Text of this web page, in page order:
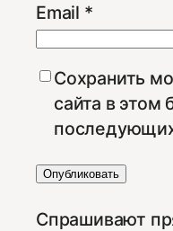
Email *
Сохранить
сайта в этом
Спрашивают